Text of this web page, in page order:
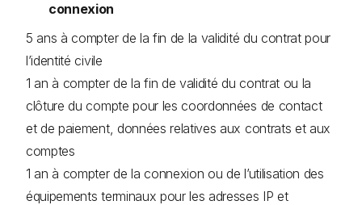
connexion
5 ans à compter de la fin de la validité du contrat pour
l’identité civile
1 an à compter de la fin de validité du contrat ou la
clôture du compte pour les coordonnées de contact
et de paiement, données relatives aux contrats et aux
comptes
1 an à compter de la connexion ou de l’utilisation des
équipements terminaux pour les adresses IP et